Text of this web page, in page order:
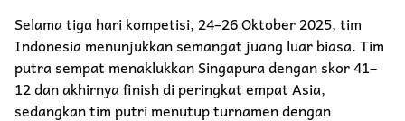
Selama tiga hari kompetisi, 24–26 Oktober 2025, tim
Indonesia menunjukkan semangat juang luar biasa. Tim
putra sempat menaklukkan Singapura dengan skor 41–
12 dan akhirnya finish di peringkat empat Asia,
sedangkan tim putri menutup turnamen dengan